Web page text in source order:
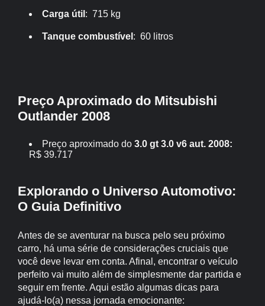
Carga útil : 715 kg
Tanque combustível : 60 litros
Preço Aproximado do Mitsubishi
Outlander 2008
Preço aproximado do3.0 gt 3.0 v6 aut. 2008:
R$ 39.717
Explorando o Universo Automotivo:
O Guia Definitivo
Antes de se aventurar na busca pelo seu próximo
carro, há uma série de considerações cruciais que
você deve levar em conta. Afinal, encontrar o veículo
perfeito vai muito além de simplesmente dar partida e
seguir em frente. Aqui estão algumas dicas para
ajudá-lo(a) nessa jornada emocionante: